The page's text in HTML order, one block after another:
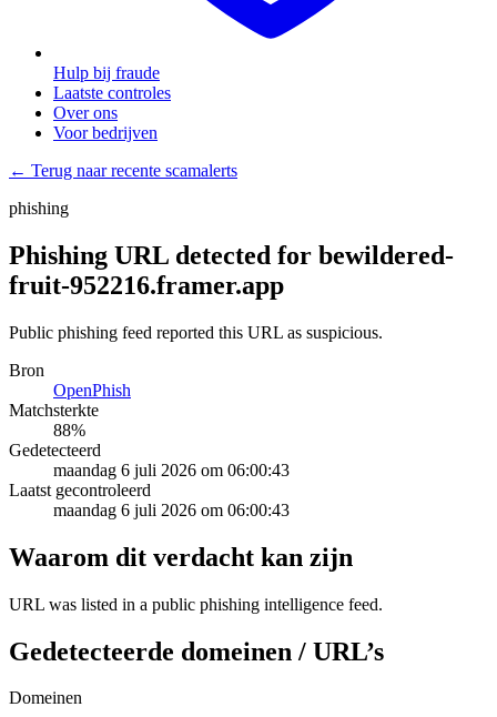
Hulp bij fraude
Laatste controles
Over ons
Voor bedrijven
← Terug naar recente scamalerts
phishing
Phishing URL detected for bewildered-
fruit-952216.framer.app
Public phishing feed reported this URL as suspicious.
Bron
OpenPhish
Matchsterkte
88%
Gedetecteerd
maandag 6 juli 2026 om 06:00:43
Laatst gecontroleerd
maandag 6 juli 2026 om 06:00:43
Waarom dit verdacht kan zijn
URL was listed in a public phishing intelligence feed.
Gedetecteerde domeinen / URL’s
Domeinen